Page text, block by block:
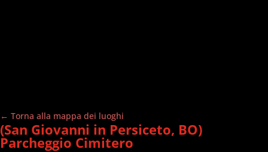
← Torna alla mappa dei luoghi
(San Giovanni in Persiceto, BO)
Parcheggio Cimitero